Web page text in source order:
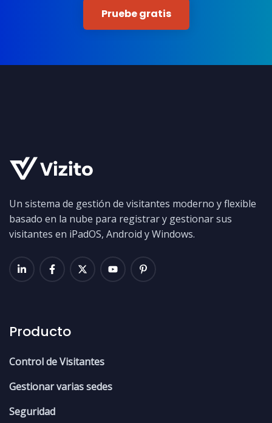
Pruebe gratis
Un sistema de gestión de visitantes moderno y flexible
basado en la nube para registrar y gestionar sus
visitantes en iPadOS, Android y Windows.
Producto
Control de Visitantes
Gestionar varias sedes
Seguridad